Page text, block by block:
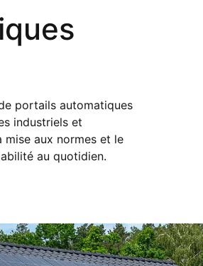
portails automatiques
industriels et
mise aux normes et le
au quotidien.